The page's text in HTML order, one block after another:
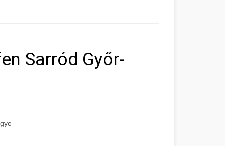
Sarród Győr-